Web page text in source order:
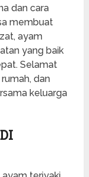
dan cara
membuat
ayam
yang baik
Selamat
dan
keluarga